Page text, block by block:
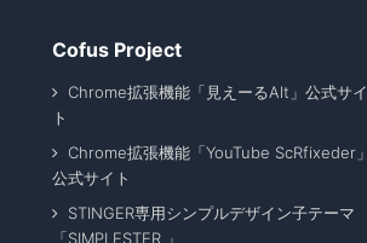
Cofus Project
Chrome拡張機能「見えーるAlt」公式サイ
ト
Chrome拡張機能「YouTube ScRfixeder」
公式サイト
STINGER専用シンプルデザイン子テーマ
「SIMPLESTER 」